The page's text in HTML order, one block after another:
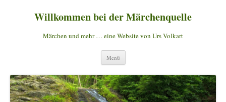
Willkommen bei der Märchenquelle
Märchen und mehr … eine Website von Urs Volkart
Menü Zum
springen